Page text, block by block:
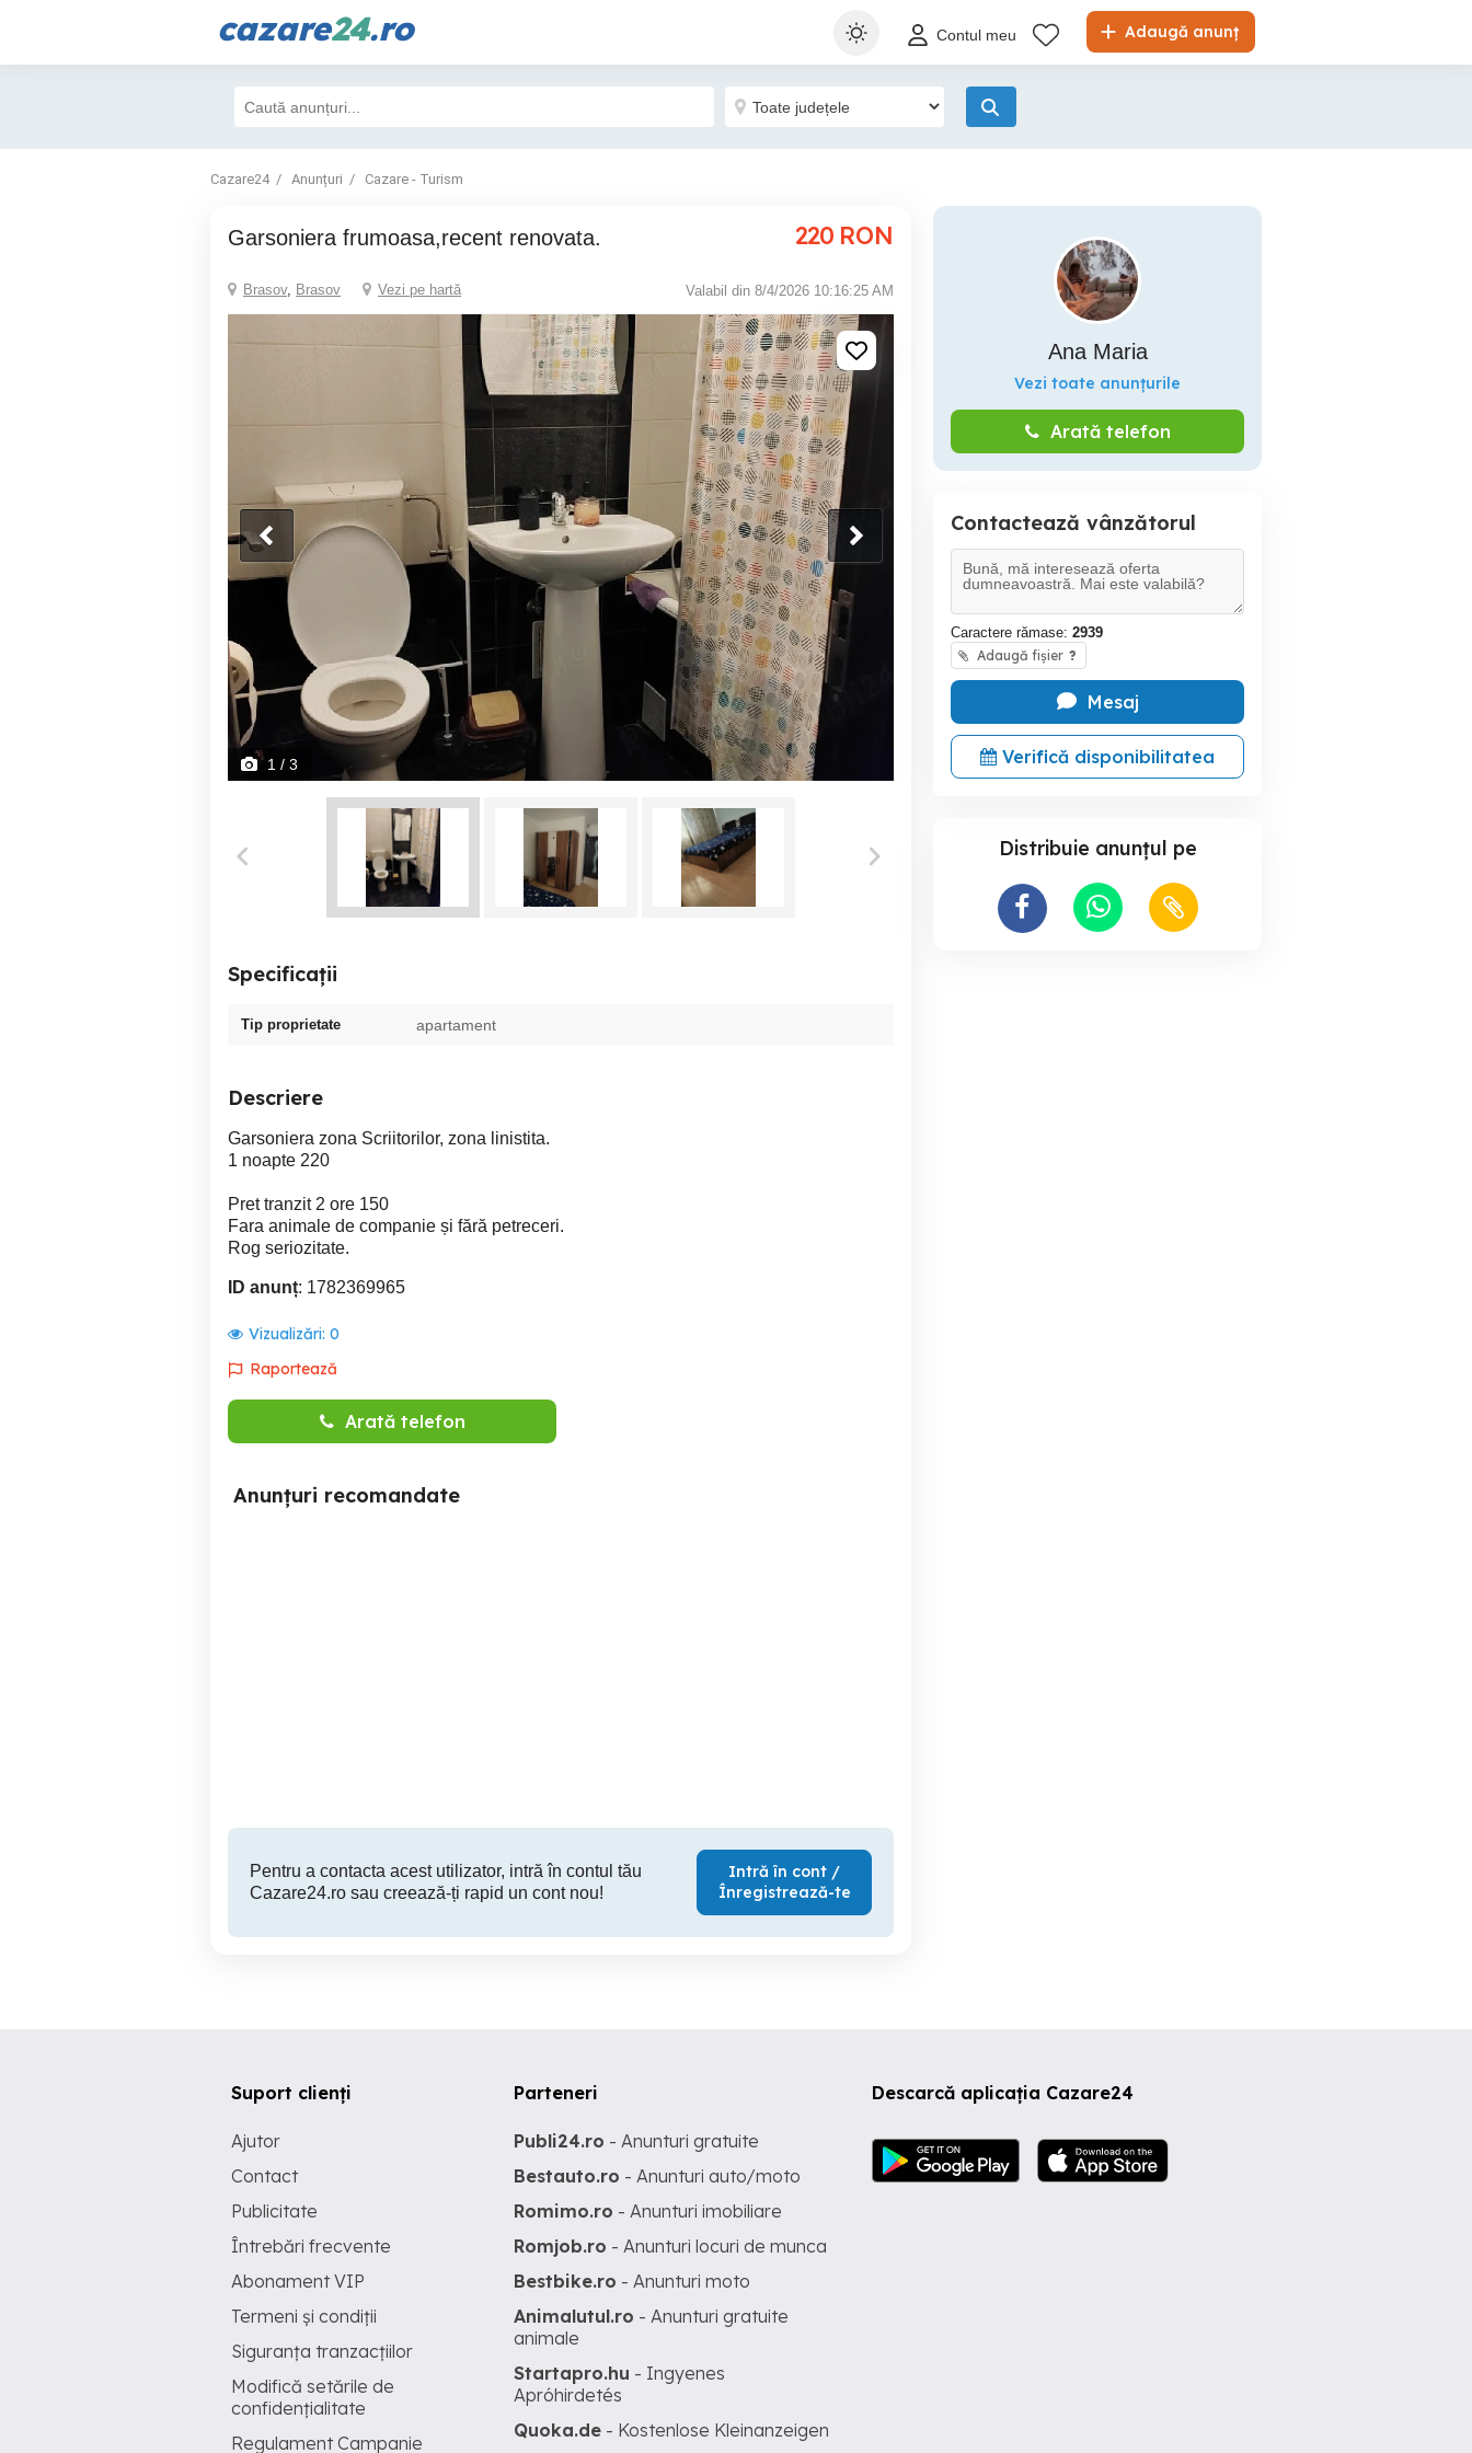
cazare24.ro Adaugă anunț
Contul meu
Cazare24 Anunțuri Cazare - Turism
Garsoniera frumoasa,recent renovata. 220 RON
Brasov, Brasov Vezi pe hartă Valabil din 8/4/2026 10:16:25 AM
1 / 3
Specificații
Tip proprietate apartament
Descriere
Garsoniera zona Scriitorilor, zona linistita.
1 noapte 220
Pret tranzit 2 ore 150
Fara animale de companie și fără petreceri.
Rog seriozitate.
ID anunț: 1782369965
Vizualizări: 0
Raportează
Arată telefon
Anunțuri recomandate
Pentru a contacta acest utilizator, intră în contul tău
Cazare24.ro sau creează-ți rapid un cont nou!
Intră în cont /
Înregistrează-te
Ana Maria
Vezi toate anunțurile
Arată telefon
Contactează vânzătorul
Caractere rămase: 2939
Adaugă fișier ?
Mesaj
Verifică disponibilitatea
Distribuie anunțul pe
Descarcă aplicația Cazare24
Suport clienți
Ajutor
Contact
Publicitate
Întrebări frecvente
Abonament VIP
Termeni și condiții
Siguranța tranzacțiilor
Modifică setările de
confidențialitate
Regulament Campanie
Parteneri
Publi24.ro - Anunturi gratuite
Bestauto.ro - Anunturi auto/moto
Romimo.ro - Anunturi imobiliare
Romjob.ro - Anunturi locuri de munca
Bestbike.ro - Anunturi moto
Animalutul.ro - Anunturi gratuite
animale
Startapro.hu - Ingyenes
Apróhirdetés
Quoka.de - Kostenlose Kleinanzeigen